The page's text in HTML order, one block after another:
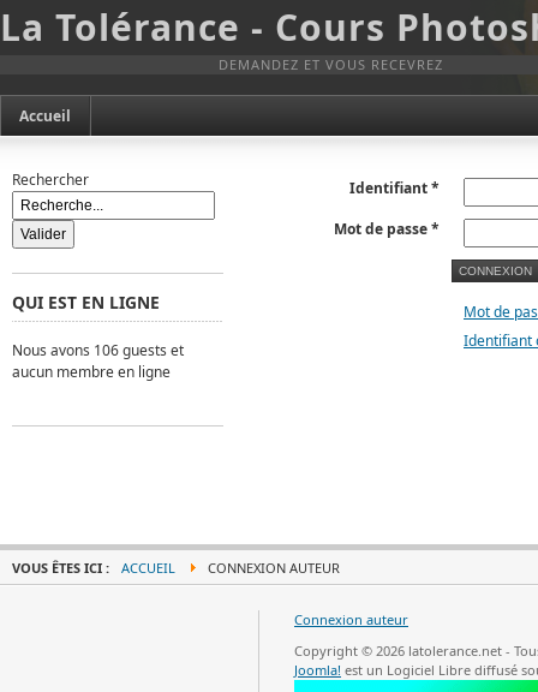
La Tolérance - Cours
DEMANDEZ ET VOUS RECEVREZ
Accueil
Identifiant*
Mot de passe*
CONNEXION
Mot de
Identifiant
Rechercher
QUI EST EN LIGNE
Nous avons 106 guests et
aucun membre en ligne
VOUS ÊTES ICI : ACCUEIL CONNEXION AUTEUR
Connexion auteur
Copyright © 2026 latolerance.net -
Joomla! est un Logiciel Libre diffusé